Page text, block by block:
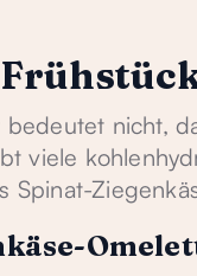
nicht,
viele
Spinat-